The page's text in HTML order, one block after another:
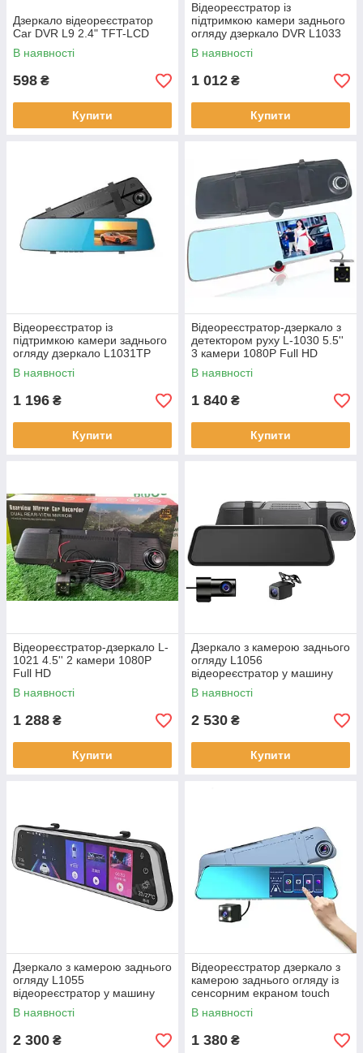
Дзеркало відеореєстратор
Car DVR L9 2.4" TFT-LCD
В наявності
598 ₴
Купити
Відеореєстратор із
підтримкою камери заднього
огляду дзеркало DVR L1033
FullHD 5,0" 2 камери
В наявності
1 012 ₴
Купити
Відеореєстратор із
підтримкою камери заднього
огляду дзеркало L1031TP
В наявності
1 196 ₴
Купити
Відеореєстратор-дзеркало з
детектором руху L-1030 5.5''
3 камери 1080P Full HD
В наявності
1 840 ₴
Купити
Відеореєстратор-дзеркало L-
1021 4.5'' 2 камери 1080P
Full HD
В наявності
1 288 ₴
Купити
Дзеркало з камерою заднього
огляду L1056
відеореєстратор у машину
дзеркало-реєстратор
В наявності
2 530 ₴
Купити
Дзеркало з камерою заднього
огляду L1055
відеореєстратор у машину
дзеркало-реєстратор 12"
touch AHD
В наявності
2 300 ₴
Відеореєстратор дзеркало з
камерою заднього огляду із
сенсорним екраном touch
AHD 5"
В наявності
1 380 ₴